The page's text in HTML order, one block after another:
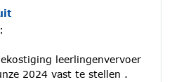
leerlingenvervoer
2024 vast te stellen .